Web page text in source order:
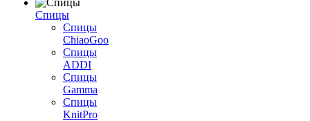
Спицы
Спицы
ChiaoGoo
Спицы
ADDI
Спицы
Gamma
Спицы
KnitPro